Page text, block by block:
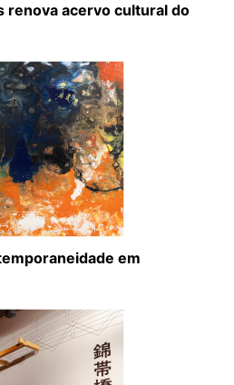
renova acervo cultural do
em